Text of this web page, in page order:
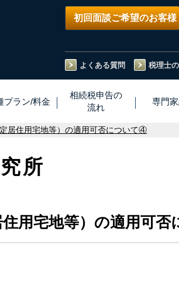
初回面談ご希望のお客様
よくある質問 税理士
プラン/料金
相続税申告の
流れ
専門家
居住用宅地等）の適用可否について④
所
用宅地等）の適用可